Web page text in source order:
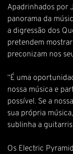
Apadrinhados por
panorama da
a digressão dos
pretendem
preconizam nos
“É uma
nossa música e
possível. Se a
sua própria
sublinha a
Os Electric